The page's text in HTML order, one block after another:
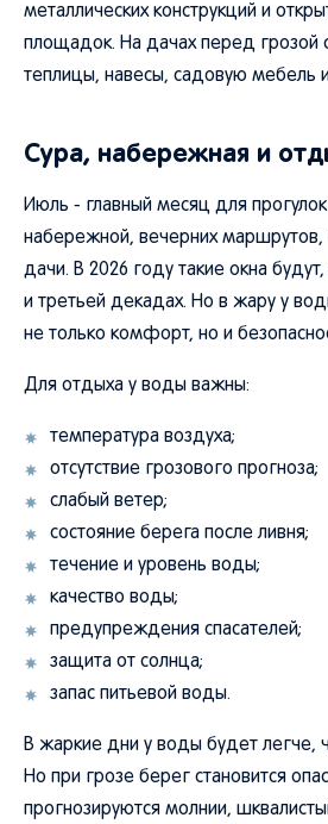
металлических конструкций и
площадок. На дачах перед грозой
теплицы, навесы, садовую мебель и
Сура, набережная и
Июль - главный месяц для
набережной, вечерних маршрутов,
дачи. В 2026 году такие окна
и третьей декадах. Но в жару у
не только комфорт, но и
Для отдыха у воды важны:
температура воздуха;
отсутствие грозового прогноза;
слабый ветер;
состояние берега после ливня;
течение и уровень воды;
качество воды;
предупреждения спасателей;
защита от солнца;
запас питьевой воды.
В жаркие дни у воды будет легче,
Но при грозе берег становится
прогнозируются молнии,